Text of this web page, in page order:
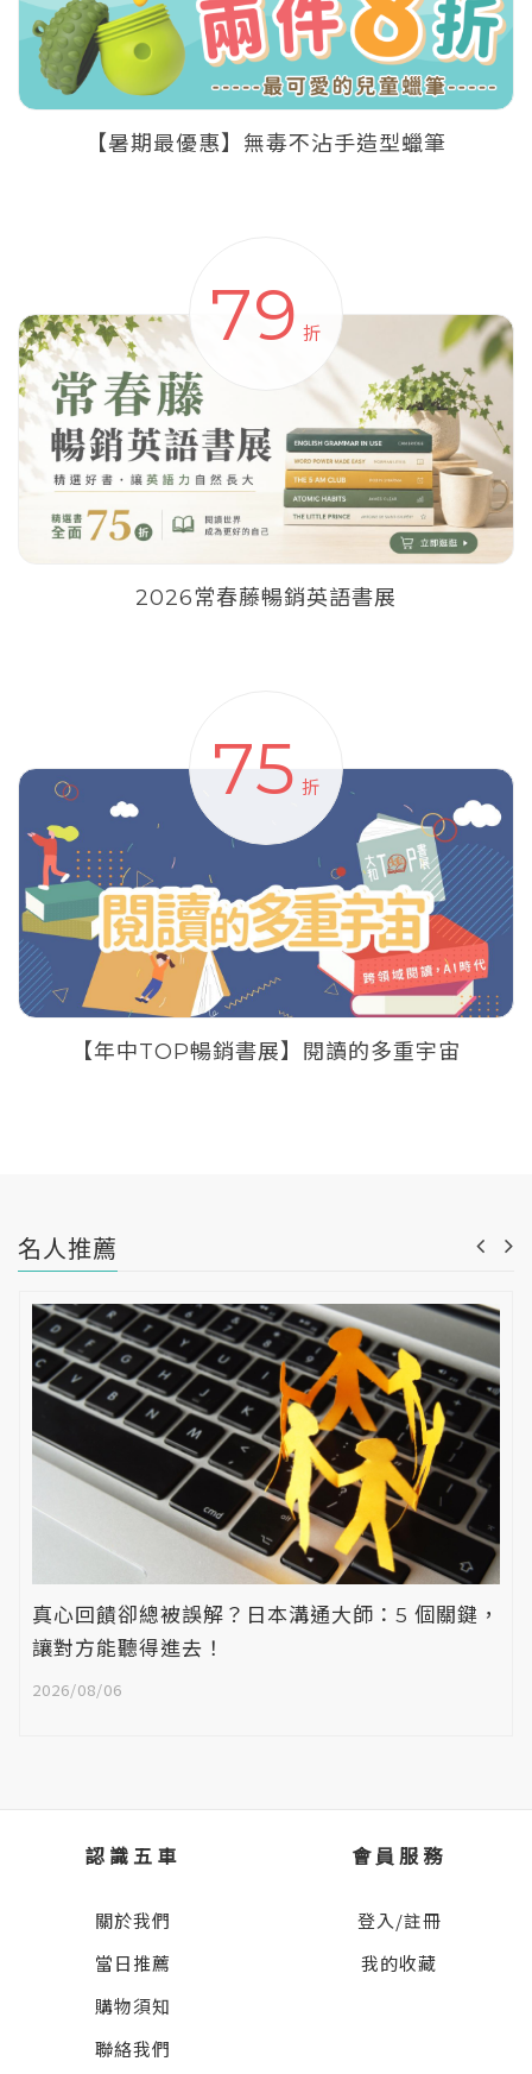
【暑期最優惠】無毒不沾手造型蠟筆
79 折
2026常春藤暢銷英語書展
75 折
【年中TOP暢銷書展】閱讀的多重宇宙
名人推薦
真心回饋卻總被誤解？日本溝通大師：5 個關鍵，
讓對方能聽得進去！
2026/08/06
認識五車
關於我們
當日推薦
購物須知
聯絡我們
會員服務
登入/註冊
我的收藏